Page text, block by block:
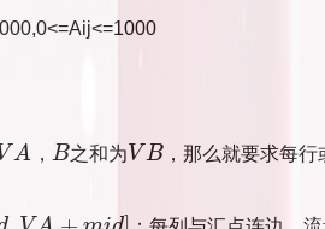
A
VA ， B
B 之和为V B
VB ，那么就要求每行